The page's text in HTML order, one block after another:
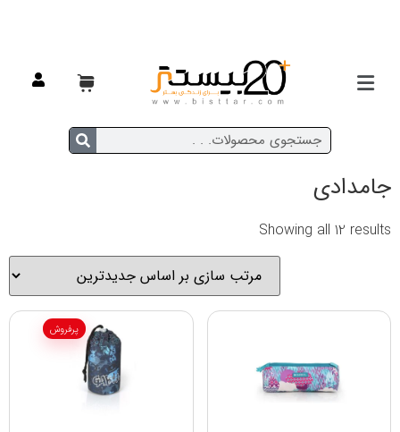
/ محصولات برچسب خورده “جامدادی”
جامدادی
Showing all 12 results
پرفروش